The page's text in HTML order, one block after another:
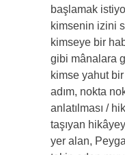
başlamak
kimsenin izini
kimseye bir
gibi mânalara
kimse yahut
adım, nokta
anlatılması /
taşıyan
yer alan,